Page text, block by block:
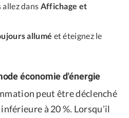
allez dans Affichage et
allumé et éteignez le
économie d'énergie
peut être déclenché
à 20 %. Lorsqu’il